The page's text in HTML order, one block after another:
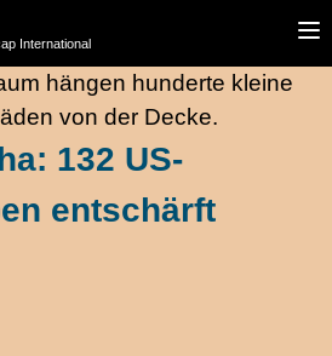
International
132 US-
entschärft